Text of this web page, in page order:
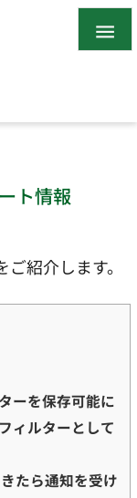

ト情報
紹介します。
ーを保存可能に
ィルターとして
たら通知を受け